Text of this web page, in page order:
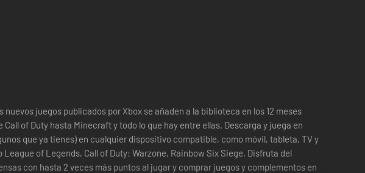
juegos publicados por Xbox se añaden a la biblioteca en los 12 meses
of Duty hasta Minecraft y todo lo que hay entre ellas. Descarga y juega en
que ya tienes) en cualquier dispositivo compatible, como móvil, tableta, TV y
of Legends, Call of Duty: Warzone, Rainbow Six Siege. Disfruta del
con hasta 2 veces más puntos al jugar y comprar juegos y complementos en